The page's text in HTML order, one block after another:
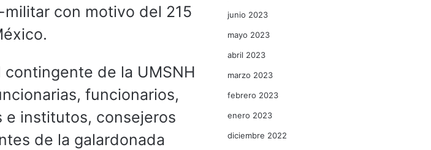
con motivo del 215
de la UMSNH
funcionarios,
institutos, consejeros
de la galardonada
junio 2023
mayo 2023
abril 2023
marzo 2023
febrero 2023
enero 2023
diciembre 2022